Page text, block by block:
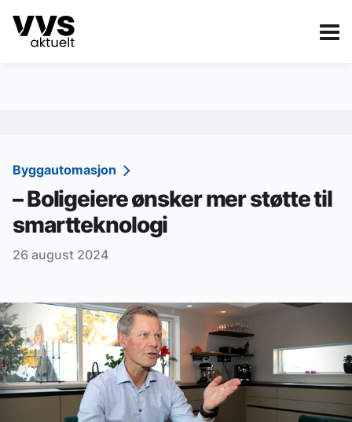
Kategorier
Sanitær
Ventilasjon
Varme og energi
Byggautomasjon
Aktuelle prosjekter
Om VVS Aktuelt
Kontakt oss:
Byggautomasjon
– Boligeiere ønsker mer støtte til
smartteknologi
26 august 2024